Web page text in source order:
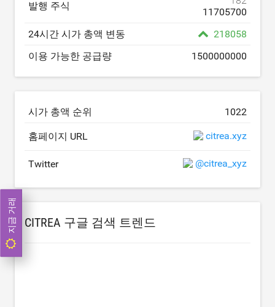
발행 주식
11705700
24시간 시가 총액 변동
218058
이용 가능한 공급량
1500000000
시가 총액 순위 1022
홈페이지 URL citrea.xyz
Twitter @citrea_xyz
CITREA 구글 검색 트렌드
지금 거래